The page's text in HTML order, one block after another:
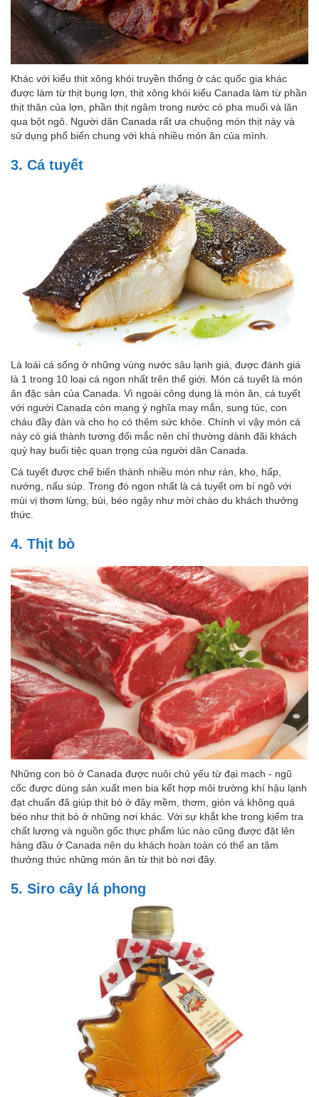
Khác với kiểu thịt xông khói truyền thống ở các quốc gia khác
được làm từ thịt bụng lợn, thịt xông khói kiểu Canada làm từ phần
thịt thăn của lợn, phần thịt ngâm trong nước có pha muối và lăn
qua bột ngô. Người dân Canada rất ưa chuộng món thịt này và
sử dụng phổ biến chung với khá nhiều món ăn của mình.
3. Cá tuyết
Là loài cá sống ở những vùng nước sâu lạnh giá, được đánh giá
là 1 trong 10 loại cá ngon nhất trên thế giới. Món cá tuyết là món
ăn đặc sản của Canada. Vì ngoài công dụng là món ăn, cá tuyết
với người Canada còn mang ý nghĩa may mắn, sung túc, con
cháu đầy đàn và cho họ có thêm sức khỏe. Chính vì vậy món cá
này có giá thành tương đối mắc nên chỉ thường dành đãi khách
quý hay buổi tiệc quan trọng của người dân Canada.
Cá tuyết được chế biến thành nhiều món như rán, kho, hấp,
nướng, nấu súp. Trong đó ngon nhất là cá tuyết om bí ngô với
mùi vị thơm lừng, bùi, béo ngậy như mời chào du khách thưởng
thức.
4. Thịt bò
Những con bò ở Canada được nuôi chủ yếu từ đại mạch - ngũ
cốc được dùng sản xuất men bia kết hợp môi trường khí hậu lạnh
đạt chuẩn đã giúp thịt bò ở đây mềm, thơm, giòn và không quá
béo như thịt bò ở những nơi khác. Với sự khắt khe trong kiểm tra
chất lượng và nguồn gốc thực phẩm lúc nào cũng được đặt lên
hàng đầu ở Canada nên du khách hoàn toàn có thể an tâm
thưởng thức những món ăn từ thịt bò nơi đây.
5. Siro cây lá phong